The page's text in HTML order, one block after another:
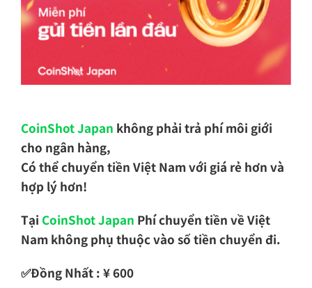
CoinShot Japan không phải trả phí môi giới
cho ngân hàng,
Có thể chuyển tiền Việt Nam với giá rẻ hơn và
hợp lý hơn!
Tại CoinShot Japan Phí chuyển tiền về Việt
Nam không phụ thuộc vào số tiền chuyển đi.
✅Đồng Nhất : ¥ 600